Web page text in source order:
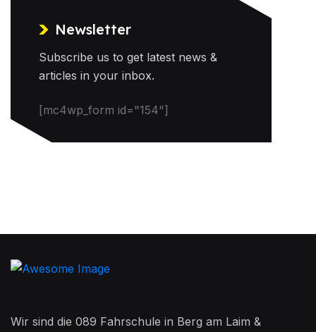
Newsletter
Subscribe us to get latest news &
articles in your inbox.
[mc4wp_form id="154"]
Wir sind die 089 Fahrschule in Berg am Laim &